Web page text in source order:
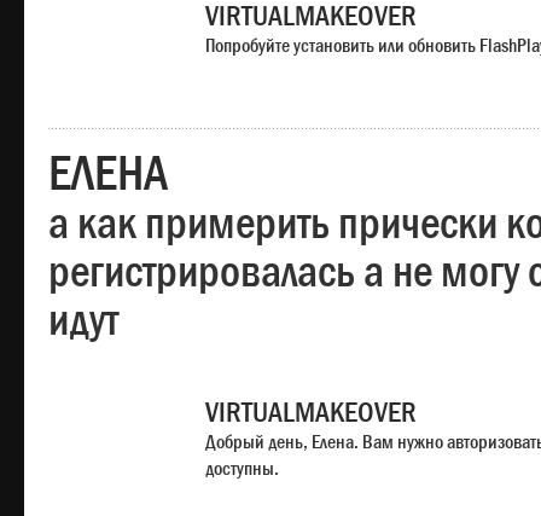
VIRTUALMAKEOVER
Попробуйте установить или обновить
ЕЛЕНА
а как примерить прически
регистрировалась а не
идут
VIRTUALMAKEOVER
Добрый день, Елена. Вам нужно
доступны.